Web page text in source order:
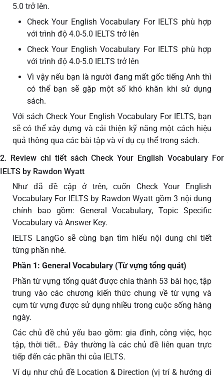
5.0 trở lên.
Check Your English Vocabulary For IELTS phù hợp
với trình độ 4.0-5.0 IELTS trở lên
Check Your English Vocabulary For IELTS phù hợp
với trình độ 4.0-5.0 IELTS trở lên
Vì vậy nếu bạn là người đang mất gốc tiếng Anh thì
có thể bạn sẽ gặp một số khó khăn khi sử dụng
sách.
Với sách Check Your English Vocabulary For IELTS, bạn
sẽ có thể xây dựng và cải thiện kỹ năng một cách hiệu
quả thông qua các bài tập và ví dụ cụ thể trong sách.
2. Review chi tiết sách Check Your English Vocabulary For
IELTS by Rawdon Wyatt
Như đã đề cập ở trên, cuốn Check Your English
Vocabulary For IELTS by Rawdon Wyatt gồm 3 nội dung
chính bao gồm: General Vocabulary, Topic Specific
Vocabulary và Answer Key.
IELTS LangGo sẽ cùng bạn tìm hiểu nội dung chi tiết
từng phần nhé.
Phần 1: General Vocabulary (Từ vựng tổng quát)
Phần từ vựng tổng quát được chia thành 53 bài học, tập
trung vào các chương kiến thức chung về từ vựng và
cụm từ vựng được sử dụng nhiều trong cuộc sống hàng
ngày.
Các chủ đề chủ yếu bao gồm: gia đình, công việc, học
tập, thời tiết… Đây thường là các chủ đề liên quan trực
tiếp đến các phần thi của IELTS.
Ví dụ như chủ đề Location & Direction (vị trí & hướng di